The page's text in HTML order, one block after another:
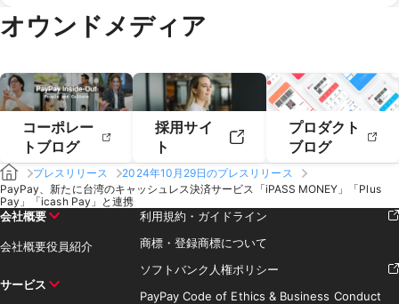
2019年2月
2019年1月
オウンドメディア
コーポレー
トブログ
採用サイ
ト
プロダクト
ブログ
プレスリリース
2024年10月29日のプレスリリース
PayPay、新たに台湾のキャッシュレス決済サービス「iPASS MONEY」「Plus
Pay」「icash Pay」と連携
会社概要
会社概要役員紹介
サービス
利用規約・ガイドライン
商標・登録商標について
ソフトバンク人権ポリシー
PayPay Code of Ethics & Business Conduct